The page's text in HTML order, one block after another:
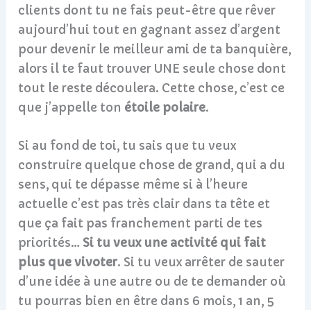
clients dont tu ne fais peut-être que rêver
aujourd’hui tout en gagnant assez d’argent
pour devenir le meilleur ami de ta banquière,
alors il te faut trouver UNE seule chose dont
tout le reste découlera. Cette chose, c’est ce
que j’appelle ton étoile polaire.
Si au fond de toi, tu sais que tu veux
construire quelque chose de grand, qui a du
sens, qui te dépasse même si à l’heure
actuelle c’est pas très clair dans ta tête et
que ça fait pas franchement parti de tes
priorités… Si tu veux une activité qui fait
plus que vivoter. Si tu veux arrêter de sauter
d’une idée à une autre ou de te demander où
tu pourras bien en être dans 6 mois, 1 an, 5